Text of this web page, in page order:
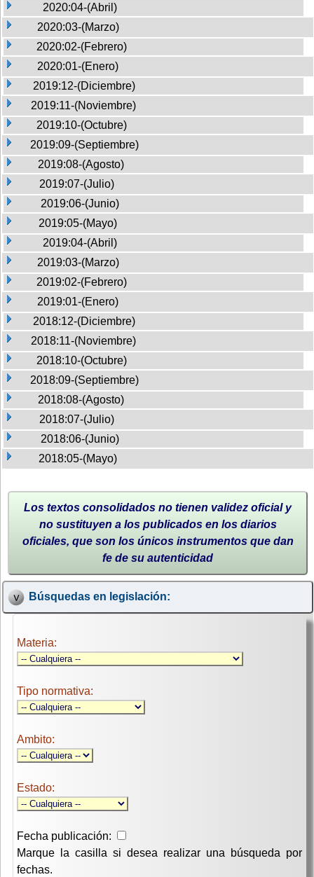
2020:04-(Abril)
2020:03-(Marzo)
2020:02-(Febrero)
2020:01-(Enero)
2019:12-(Diciembre)
2019:11-(Noviembre)
2019:10-(Octubre)
2019:09-(Septiembre)
2019:08-(Agosto)
2019:07-(Julio)
2019:06-(Junio)
2019:05-(Mayo)
2019:04-(Abril)
2019:03-(Marzo)
2019:02-(Febrero)
2019:01-(Enero)
2018:12-(Diciembre)
2018:11-(Noviembre)
2018:10-(Octubre)
2018:09-(Septiembre)
2018:08-(Agosto)
2018:07-(Julio)
2018:06-(Junio)
2018:05-(Mayo)
Los textos consolidados no tienen validez oficial y
no sustituyen a los publicados en los diarios
oficiales, que son los únicos instrumentos que dan
fe de su autenticidad
Búsquedas en legislación:
Materia:
Tipo normativa:
Ambito:
Estado:
Fecha publicación:
Marque la casilla si desea realizar una búsqueda por
fechas.